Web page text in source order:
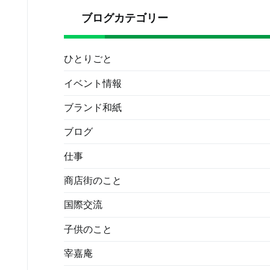
ブログカテゴリー
ひとりごと
イベント情報
ブランド和紙
ブログ
仕事
商店街のこと
国際交流
子供のこと
宰嘉庵